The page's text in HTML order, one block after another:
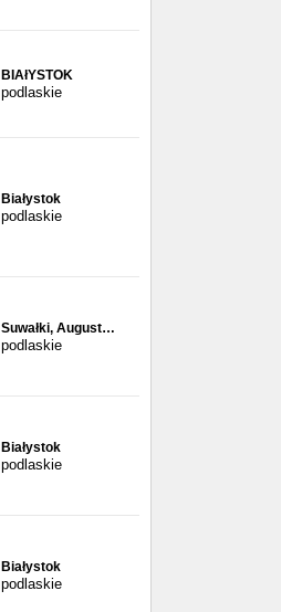
BIAłYSTOK
podlaskie
Białystok
podlaskie
Suwałki, August…
podlaskie
Białystok
podlaskie
Białystok
podlaskie